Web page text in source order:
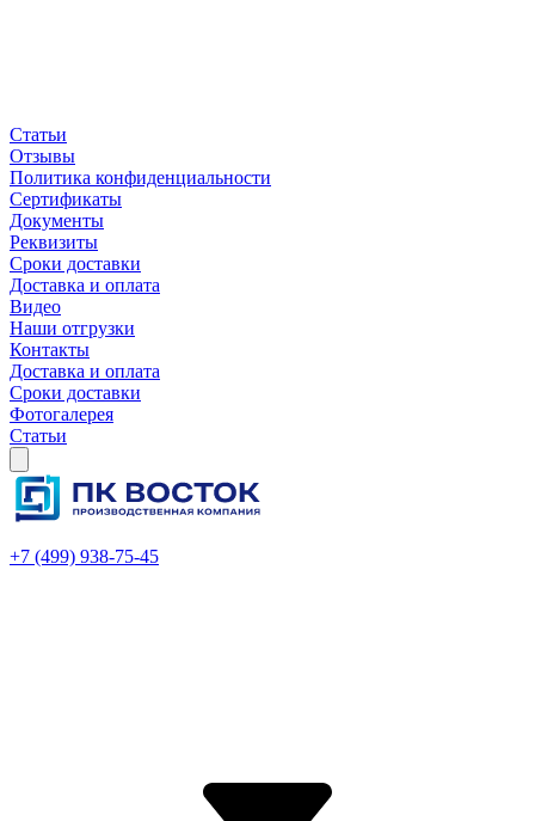
Статьи
Отзывы
Политика конфиденциальности
Сертификаты
Документы
Реквизиты
Сроки доставки
Доставка и оплата
Видео
Наши отгрузки
Контакты
Доставка и оплата
Сроки доставки
Фотогалерея
Статьи
+7 (499) 938-75-45